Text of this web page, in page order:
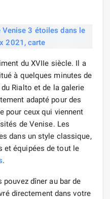
du XVIIe siècle. Il a
à quelques minutes de
Rialto et de la galerie
adapté pour des
pour ceux qui viennent
de Venise. Les
dans un style classique,
et équipées de tout le
.
dîner au bar de
directement dans votre